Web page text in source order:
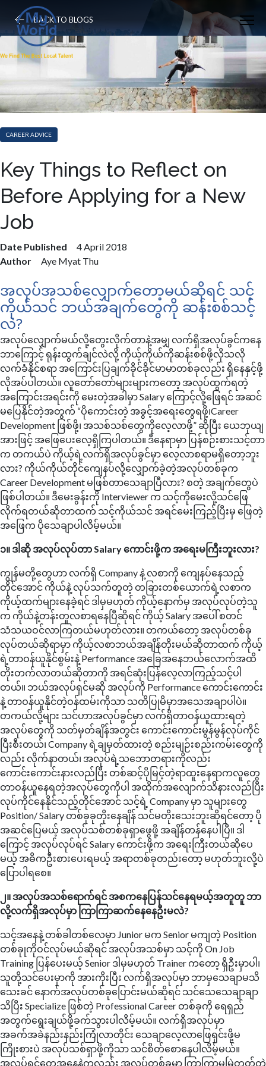
BACK TO BLOGS
CAREER ADVICE
Key Things to Reflect on
Before Applying for a New
Job
Date Published
4 April 2018
Author
Aye Myat Thu
အလုပ်အသစ်လျှောက်တော့မယ်ဆိုရင် သင့်
ကိုယ်သင် ဘယ်အချက်တွေကို ဆန်းစစ်သင့်
လဲ?
အလုပ်လျှောက်မယ်လို့တွေးလိုက်တာနဲ့အမျှ လက်ရှိအလုပ်ခွင်ကနေ
ဘာကြောင့် ရုန်းထွက်ချင်လဲလို့ ကိုယ့်ကိုယ်ကိုဆန်းစစ်ဖို့လိုသလို
လက်ခံနိုင်စရာ အကြောင်းပြချက်ခိုင်ခိုင်မာမာတစ်ခုလည်း ရှိနေနှင့်ဖို့
လိုအပ်ပါတယ်။ လူတော်တော်များများကတော့ အလုပ်ထွက်ရတဲ့
အကြောင်းအရင်းကို မေးတဲ့အခါမှာ Salary ကြောင့်လို့ဖြေရင် အဆင်
မပြေနိုင်တဲ့အတွက် “ပိုကောင်းတဲ့ အခွင့်အရေးတွေရဖို့၊Career
Development ဖြစ်ဖို့၊ အသစ်သစ်တွေကိုလေ့လာဖို့” ဆိုပြီး ယေဘုယျ
အားဖြင့် အဖြေပေးလေ့ရှိကြပါတယ်။ ဒီနေရာမှာ ပြန်စဉ်းစားသင့်တာ
က တကယ်ပဲ ကိုယ့်ရဲ့လက်ရှိအလုပ်ခွင်မှာ လေ့လာစရာမရှိတော့ဘူး
လား? ကိုယ်ကိုယ်တိုင်ကျေနပ်လို့လျှောက်ခဲ့တဲ့အလုပ်တစ်ခုက
Career Development မဖြစ်တာသေချာပြီလား? စတဲ့ အချက်တွေပဲ
ဖြစ်ပါတယ်။ ဒီမေးခွန်းကို Interviewer က သင့်ကိုမေးလို့သင်ဖြေ
လိုက်ရတယ်ဆိုတာထက် သင့်ကိုယ်သင် အရင်မေးကြည့်ပြီးမှ ဖြေတဲ့
အဖြေက ပိုသေချာပါလိမ့်မယ်။
၁။ ဒါဆို အလုပ်လုပ်တာ Salary ကောင်းဖို့က အရေးမကြီးဘူးလား?
ကျွန်မတို့တွေဟာ လက်ရှိ Company နဲ့ လစာကို ကျေနပ်နေသည့်
တိုင်အောင် ကိုယ်နဲ့ လုပ်သက်တူတဲ့ တခြားတစ်ယောက်ရဲ့လစာက
ကိုယ့်ထက်များနေခဲ့ရင် ဒါမှမဟုတ် ကိုယ့်နောက်မှ အလုပ်လုပ်တဲ့သူ
က ကိုယ်နဲ့တန်းတူလစာရနေပြီဆိုရင် ကိုယ့် Salary အပေါ် စတင်
သံသယဝင်လာကြတယ်မဟုတ်လား။ တကယ်တော့ အလုပ်တစ်ခု
လုပ်တယ်ဆိုရာမှာ ကိုယ့်လစာဘယ်အချိန်တိုးမယ်ဆိုတာထက် ကိုယ့်
ရဲ့တာဝန်ယူနိုင်စွမ်းနဲ့ Performance အခြေအနေဘယ်လောက်အထိ
တိုးတက်လာတယ်ဆိုတာကို အရင်ဆုံးပြန်လေ့လာကြည့်သင့်ပါ
တယ်။ ဘယ်အလုပ်ရှင်မဆို အလုပ်ကို Performance ကောင်းကောင်း
နဲ့ တာဝန်ယူနိုင်တဲ့ဝန်ထမ်းကိုသာ သတိပြုမိမှာအသေအချာပါပဲ။
တကယ်လို့များ သင်ဟာအလုပ်ခွင်မှာ လက်ရှိတာဝန်ယူထားရတဲ့
အလုပ်တွေကို သတ်မှတ်ချိန်အတွင်း ကောင်းကောင်းမွန်မွန်လုပ်ကိုင်
ပြီးစီးတယ်၊ Company ရဲ့ချမှတ်ထားတဲ့ စည်းမျဉ်းစည်းကမ်းတွေကို
လည်း လိုက်နာတယ်၊ အလုပ်ရဲ့သဘောတရားကိုလည်း
ကောင်းကောင်းနားလည်ပြီး တစ်ဆင့်ပိုမြင့်တဲ့ရာထူးနေရာကလူတွေ
တာဝန်ယူနေရတဲ့အလုပ်တွေကိုပါ အထိုက်အလျောက်သိနားလည်ပြီး
လုပ်ကိုင်နေနိုင်သည့်တိုင်အောင် သင့်ရဲ့ Company မှာ သူများတွေ
Position/ Salary တစ်ခုခုတိုးနေချိန် သင်မတိုးသေးဘူးဆိုရင်တော့ ပို
အဆင်ပြေမယ့် အလုပ်သစ်တစ်ခုရှာဖွေဖို့ အချိန်တန်နေပါပြီ။ ဒါ
ကြောင့် အလုပ်လုပ်ရင် Salary ကောင်းဖို့က အရေးကြီးတယ်ဆိုပေ
မယ့် အဓိကဦးစားပေးရမယ့် အရာတစ်ခုတည်းတော့ မဟုတ်ဘူးလို့ပဲ
ပြောပါရစေ။
၂။ အလုပ်အသစ်ရောက်ရင် အစကနေပြန်သင်နေရမယ့်အတူတူ ဘာ
လို့လက်ရှိအလုပ်မှာ ကြာကြာဆက်နေနေဦးမလဲ?
သင့်အနေနဲ့ တစ်ခါတစ်လေမှာ Junior မက Senior မကျတဲ့ Position
တစ်ခုုကိုဝင်လုပ်မယ်ဆိုရင် အလုပ်အသစ်မှာ သင့်ကို On Job
Training ပြန်ပေးမယ့် Senior ဒါမှမဟုတ် Trainer ကတော့ ရှိဦးမှာပါ၊
သူတို့သင်ပေးမှာကို အားကိုးပြီး လက်ရှိအလုပ်မှာ ဘာမှသေချာမသိ
သေးခင် နောက်အလုပ်တစ်ခုပြောင်းမယ်ဆိုရင် သင်သေသေချာချာ
သိပြီး Specialize ဖြစ်တဲ့ Professional Career တစ်ခုကို ရေရှည်
အတွက်ရွေးချယ်ဖို့ခက်သွားပါလိမ့်မယ်။ လက်ရှိအလုပ်မှာ
အခက်အခဲနည်းနည်းကြုံလာတိုင်း သေချာလေ့လာဖြေရှင်းဖို့မ
ကြိုးစားပဲ အလုပ်သစ်ရှာဖို့ကိုသာ သင်စိတ်စောနေပါလိမ့်မယ်။
အလုပ်ရှင်တွေအနေနဲ့ကလည်း အလုပ်တစ်ခုမှာ ကြာကြာမမြဲတတ်တဲ့